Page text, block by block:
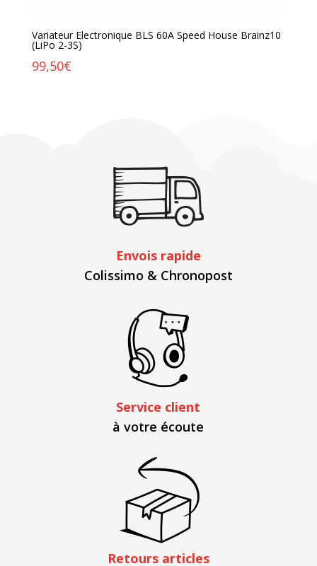
Variateur Electronique BLS 60A Speed House Brainz10
(LiPo 2-3S)
99,50€
Envois rapide
Colissimo & Chronopost
Service client
à votre écoute
Retours articles